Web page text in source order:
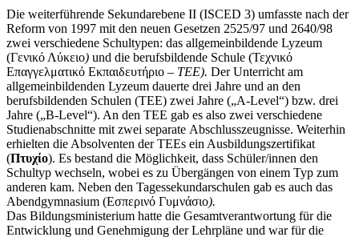
Die weiterführende Sekundarebene II (ISCED 3) umfasste nach der
Reform von 1997 mit den neuen Gesetzen 2525/97 und 2640/98
zwei verschiedene Schultypen: das allgemeinbildende Lyzeum
(Γενικό Λύκειο) und die berufsbildende Schule (Τεχνικό
Επαγγελματικό Εκπαιδευτήριο – TEE). Der Unterricht am
allgemeinbildenden Lyzeum dauerte drei Jahre und an den
berufsbildenden Schulen (TEE) zwei Jahre („A-Level“) bzw. drei
Jahre („B-Level“). An den TEE gab es also zwei verschiedene
Studienabschnitte mit zwei separate Abschlusszeugnisse. Weiterhin
erhielten die Absolventen der TEEs ein Ausbildungszertifikat
(Πτυχίο). Es bestand die Möglichkeit, dass Schüler/innen den
Schultyp wechseln, wobei es zu Übergängen von einem Typ zum
anderen kam. Neben den Tagessekundarschulen gab es auch das
Abendgymnasium (Εσπερινό Γυμνάσιο).
Das Bildungsministerium hatte die Gesamtverantwortung für die
Entwicklung und Genehmigung der Lehrpläne und war für die